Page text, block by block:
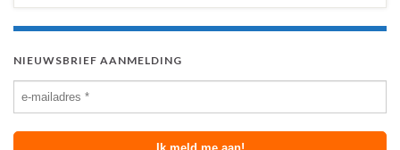
NIEUWSBRIEF AANMELDING